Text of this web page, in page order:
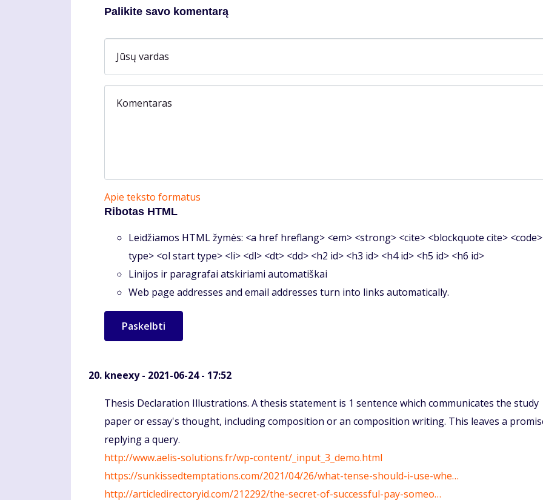
Palikite savo komentarą
Jūsų vardas
Komentaras
Apie teksto formatus
Ribotas HTML
Leidžiamos HTML žymės: <a href hreflang> <em> <strong> <cite> <blockquote cite>
type> <ol start type> <li> <dl> <dt> <dd> <h2 id> <h3 id> <h4 id> <h5 id> <h6 id>
Linijos ir paragrafai atskiriami automatiškai
Web page addresses and email addresses turn into links automatically.
kneexy- 2021-06-24 - 17:52
Komentaras
Thesis Declaration Illustrations. A thesis statement is 1 sentence which communicates the study
paper or essay's thought, including composition or an composition writing. This leaves a
replying a query.
http://www.aelis-solutions.fr/wp-content/_input_3_demo.html
https://sunkissedtemptations.com/2021/04/26/what-tense-should-i-use-whe…
http://articledirectoryid.com/212292/the-secret-of-successful-pay-someo…